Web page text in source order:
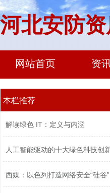
河北安防
网站首页 资
本栏推荐
解读绿色 IT：定义与内涵
人工智能驱动的十大绿色科技创
西媒：以色列打造网络安全“硅谷”